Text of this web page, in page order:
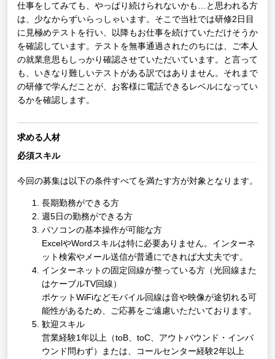
仕事をしてみても、やっぱり続けられないかも…と思われる方
は、少なからずいらっしゃいます。そこで当社では研修2日目
に見極めテストを行い、以降もお仕事を続けていただけそうか
を確認しています。テストを無事通過されたのちには、ご本人
の就業意思もしっかり確認させていただいています。と言って
も、いきなり難しいテストがある訳ではありません。それまで
の研修で学んだことが、お客様に電話できるレベルになってい
るかを確認します。
求める人材
必須スキル
今回の募集は以下の条件すべてを満たす方が対象となります。
長期勤務ができる方
週5日の勤務ができる方
パソコンの基本操作が可能な方
ExcelやWordスキルは特に必要ありません。インターネ
ット検索やメール送信が普通にできれば大丈夫です。
インターネットの固定回線が整っている方（光回線また
はケーブルTV回線）
ポケットWiFiなどモバイル回線は音や映像が途切れる可
能性があるため、ご応募をご遠慮いただいております。
歓迎スキル
営業経験1年以上（toB、toC、アウトバウンド・インバ
ウンド問わず）または、コールセンター経験2年以上